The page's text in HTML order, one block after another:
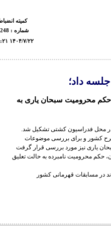
کمیته
شماره : 84248
۱۰:۲۱ ۱۴۰۴/
داد؛
محرومیت سبحان یاری به
در محل فدراسیون کشتی تشکیل شد.
کشور و برای بررسی موضوعات
یاری نیز مورد بررسی قرار گرفت
حکم محرومیت نامبرده به حالت تعلیق
در مسابقات قهرمانی کشور